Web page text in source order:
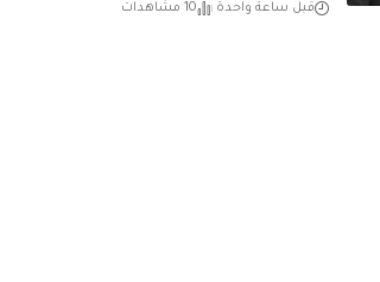
قبل ساعة واحدة 10 مشاهدات